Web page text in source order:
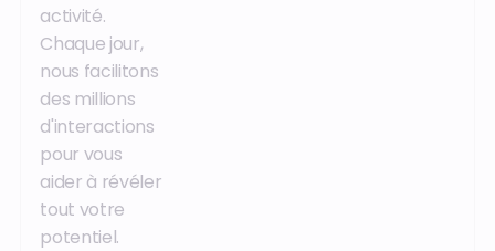
activité.
Chaque jour,
nous facilitons
des millions
d'interactions
pour vous
aider à révéler
tout votre
potentiel.